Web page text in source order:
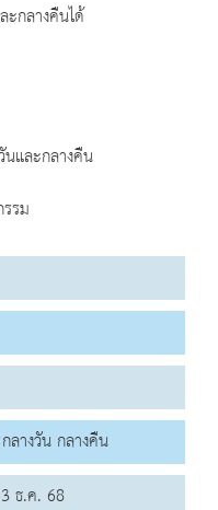
ะกลางคืนได้
นและกลางคืน
รม
ลางวัน กลางคืน
ธ.ค. 68